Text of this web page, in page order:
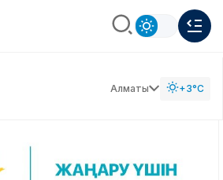
Алматы +3°C